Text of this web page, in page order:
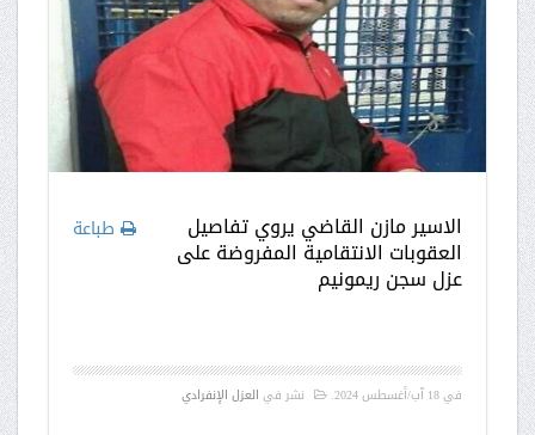
طباعة الاسير مازن القاضي يروي تفاصيل
العقوبات الانتقامية المفروضة على
عزل سجن ريمونيم
في18 آب/أغسطس 2024 . نشر في العزل الإنفرادي